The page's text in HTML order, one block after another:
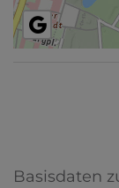
Basisdaten